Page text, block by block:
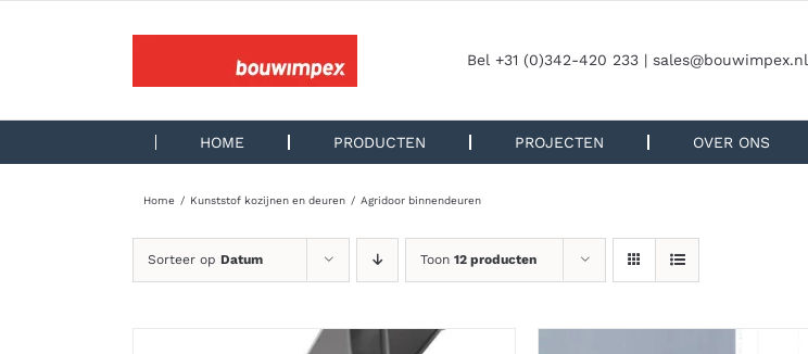
Bel +31 (0)342-420 233 | sales@bouwimpex.nl
HOME PRODUCTEN PROJECTEN OVER ONS
Home Kunststof kozijnen en deuren Agridoor binnendeuren
Sorteer op Datum Toon 12 producten